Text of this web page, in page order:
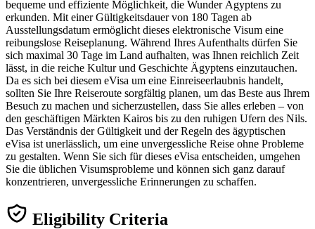
bequeme und effiziente Möglichkeit, die Wunder Ägyptens zu
erkunden. Mit einer Gültigkeitsdauer von 180 Tagen ab
Ausstellungsdatum ermöglicht dieses elektronische Visum eine
reibungslose Reiseplanung. Während Ihres Aufenthalts dürfen Sie
sich maximal 30 Tage im Land aufhalten, was Ihnen reichlich Zeit
lässt, in die reiche Kultur und Geschichte Ägyptens einzutauchen.
Da es sich bei diesem eVisa um eine Einreiseerlaubnis handelt,
sollten Sie Ihre Reiseroute sorgfältig planen, um das Beste aus Ihrem
Besuch zu machen und sicherzustellen, dass Sie alles erleben – von
den geschäftigen Märkten Kairos bis zu den ruhigen Ufern des Nils.
Das Verständnis der Gültigkeit und der Regeln des ägyptischen
eVisa ist unerlässlich, um eine unvergessliche Reise ohne Probleme
zu gestalten. Wenn Sie sich für dieses eVisa entscheiden, umgehen
Sie die üblichen Visumsprobleme und können sich ganz darauf
konzentrieren, unvergessliche Erinnerungen zu schaffen.
Eligibility Criteria